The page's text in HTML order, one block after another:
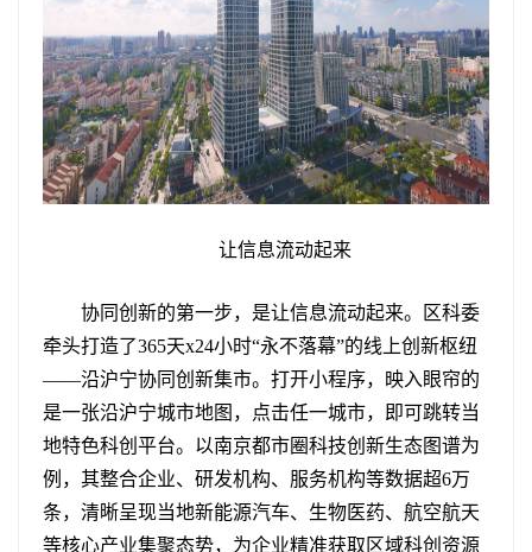
让信息流动起来
协同创新的第一步，是让信息流动起来。区科委
牵头打造了365天x24小时“永不落幕”的线上创新枢纽
——沿沪宁协同创新集市。打开小程序，映入眼帘的
是一张沿沪宁城市地图，点击任一城市，即可跳转当
地特色科创平台。以南京都市圈科技创新生态图谱为
例，其整合企业、研发机构、服务机构等数据超6万
条，清晰呈现当地新能源汽车、生物医药、航空航天
等核心产业集聚态势，为企业精准获取区域科创资源